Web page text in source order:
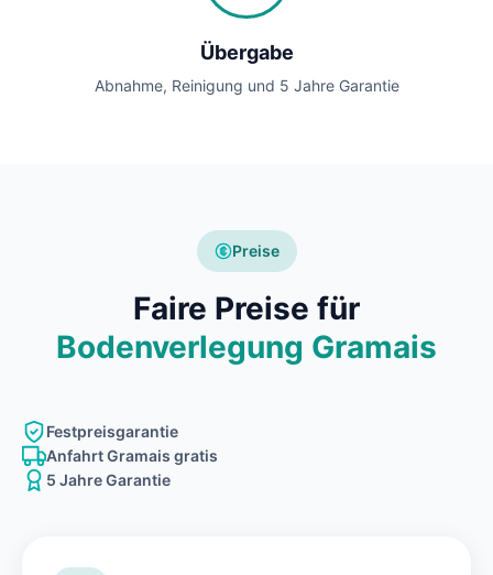
Übergabe
Abnahme, Reinigung und 5 Jahre Garantie
Preise
Faire Preise für
Bodenverlegung Gramais
Festpreisgarantie
Anfahrt Gramais gratis
5 Jahre Garantie